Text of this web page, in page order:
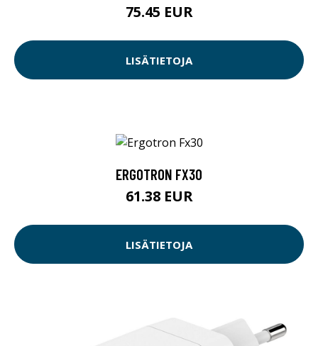
75.45 EUR
LISÄTIETOJA
ERGOTRON FX30
61.38 EUR
LISÄTIETOJA